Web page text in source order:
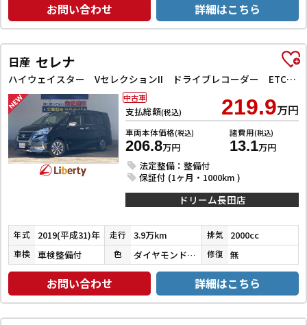
お問い合わせ 詳細はこちら
日産 セレナ
ハイウェイスター VセレクションII ドライブレコーダー ETC 全周囲カメラ ナビ TV クリアランスソナー オートクルーズコントロール パークアシスト 衝突被害軽減システム 両側電動スライドドア オートライト LEDヘッドランプ
支払総額(税込) 219.9万円
車両本体価格(税込)
206.8万円
諸費用(税込)
13.1万円
法定整備：整備付
保証付 (1ヶ月・1000km )
中古車
ドリーム長田店
年式 2019(平成31)年 走行 3.9万km 排気 2000cc
車検 車検整備付 色 ダイヤモンドブラックパール 修復 無
お問い合わせ 詳細はこちら